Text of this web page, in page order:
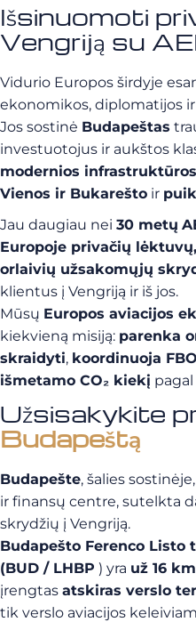
Išsinuomoti
Vengriją su
Vidurio Europos širdyje
ekonomikos, diplomatijos
Jos sostinė Budapeštas
investuotojus ir aukštos
modernios infrastruktūros
Vienos ir Bukarešto ir
Jau daugiau nei 30 metų
Europoje privačių
orlaivių užsakomųjų
klientus į Vengriją ir iš jos.
Mūsų Europos aviacijos
kiekvieną misiją: parenka
skraidyti, koordinuoja FBO
išmetamo CO₂ kiekį pagal
Užsisakykite
Budapeštą
Budapešte, šalies
ir finansų centre, sutelkta
skrydžių į Vengriją.
Budapešto Ferenco Listo
(BUD / LHBP ) yra už 16
įrengtas atskiras verslo
tik verslo aviacijos